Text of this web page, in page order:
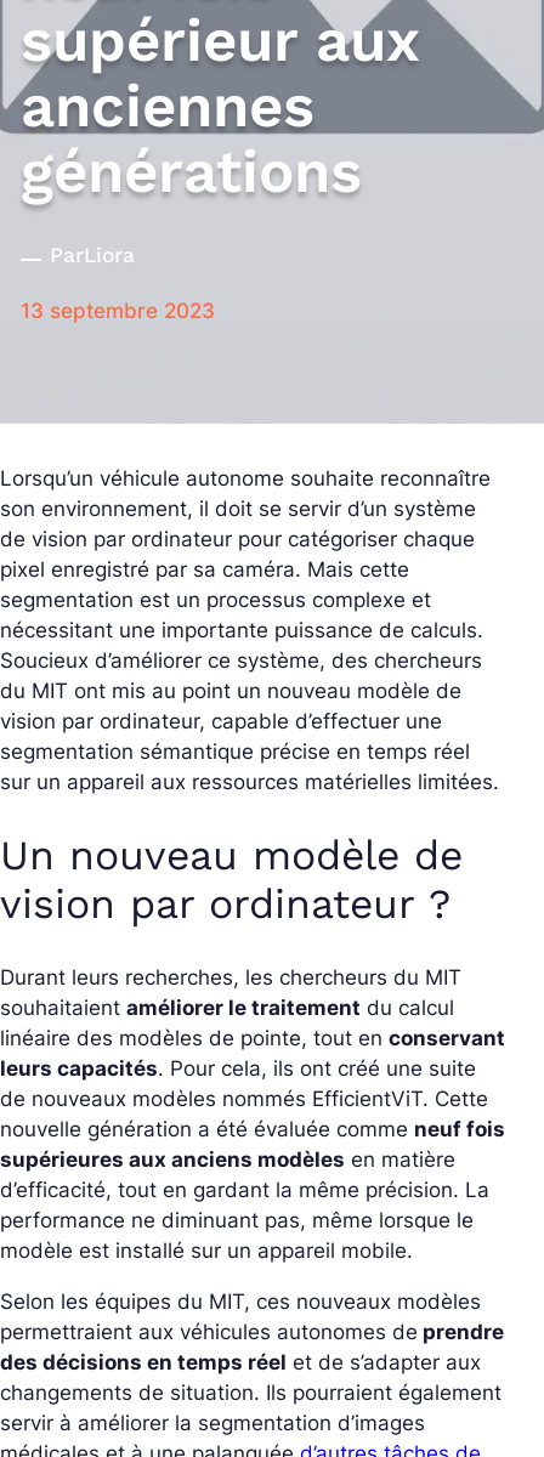
supérieur aux
anciennes
générations
ParLiora
13 septembre 2023
Lorsqu’un véhicule autonome souhaite reconnaître
son environnement, il doit se servir d’un système
de vision par ordinateur pour catégoriser chaque
pixel enregistré par sa caméra. Mais cette
segmentation est un processus complexe et
nécessitant une importante puissance de calculs.
Soucieux d’améliorer ce système, des chercheurs
du MIT ont mis au point un nouveau modèle de
vision par ordinateur, capable d’effectuer une
segmentation sémantique précise en temps réel
sur un appareil aux ressources matérielles limitées.
Un nouveau modèle de
vision par ordinateur ?
Durant leurs recherches, les chercheurs du MIT
souhaitaient améliorer le traitement du calcul
linéaire des modèles de pointe, tout en conservant
leurs capacités. Pour cela, ils ont créé une suite
de nouveaux modèles nommés EfficientViT. Cette
nouvelle génération a été évaluée comme neuf fois
supérieures aux anciens modèles en matière
d’efficacité, tout en gardant la même précision. La
performance ne diminuant pas, même lorsque le
modèle est installé sur un appareil mobile.
Selon les équipes du MIT, ces nouveaux modèles
permettraient aux véhicules autonomes de prendre
des décisions en temps réel et de s’adapter aux
changements de situation. Ils pourraient également
servir à améliorer la segmentation d’images